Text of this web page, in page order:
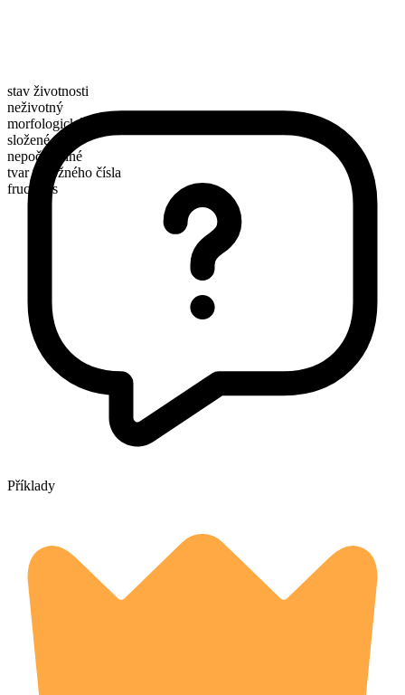
stav životnosti
neživotný
morfologické složení
složené
nepočitatelné
tvar množného čísla
fructoses
Příklady